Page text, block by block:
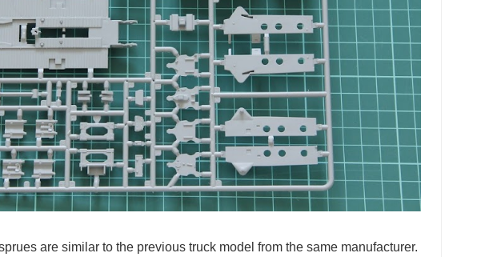
are similar to the previous truck model from the same manufacturer.